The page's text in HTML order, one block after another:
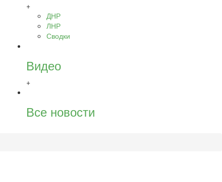
+
ДНР
ЛНР
Сводки
Видео
+
Все новости